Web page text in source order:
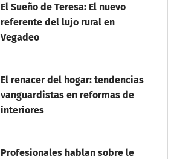
El Sueño de Teresa: El nuevo
referente del lujo rural en
Vegadeo
El renacer del hogar: tendencias
vanguardistas en reformas de
interiores
Profesionales hablan sobre le